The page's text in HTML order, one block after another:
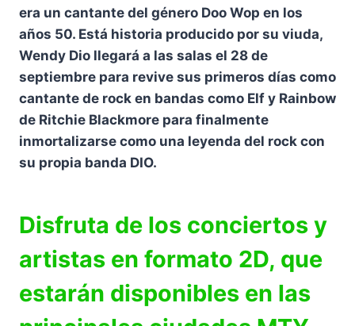
era un cantante del género Doo Wop en los
años 50. Está historia producido por su viuda,
Wendy Dio llegará a las salas el 28 de
septiembre para revive sus primeros días como
cantante de rock en bandas como Elf y Rainbow
de Ritchie Blackmore para finalmente
inmortalizarse como una leyenda del rock con
su propia banda DIO.
Disfruta de los conciertos y
artistas en formato 2D, que
estarán disponibles en las